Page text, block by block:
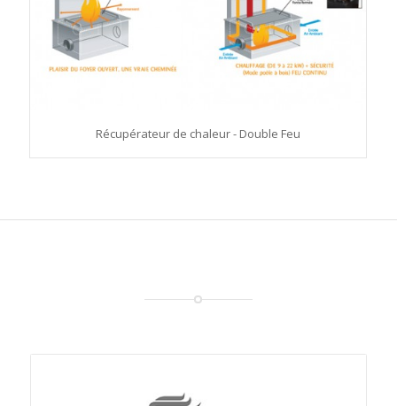
Récupérateur de chaleur - Double Feu